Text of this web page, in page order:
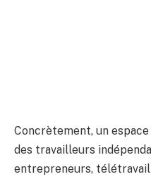
Concrètement, un
des travailleurs
entrepreneurs,